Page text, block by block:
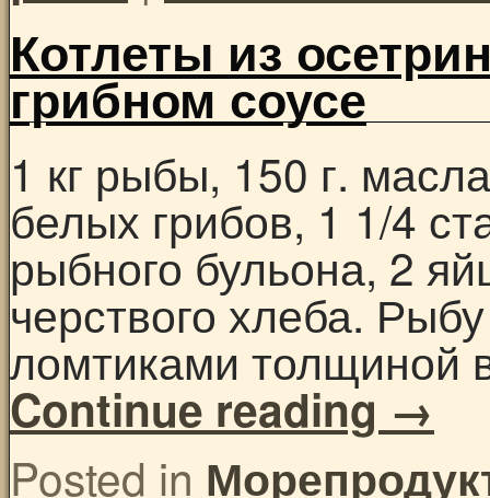
Котлеты из
грибном соусе
1 кг рыбы, 150 г.
белых грибов, 1 1/4
рыбного бульона, 2
черствого хлеба.
ломтиками толщиной
Continue reading →
Posted in